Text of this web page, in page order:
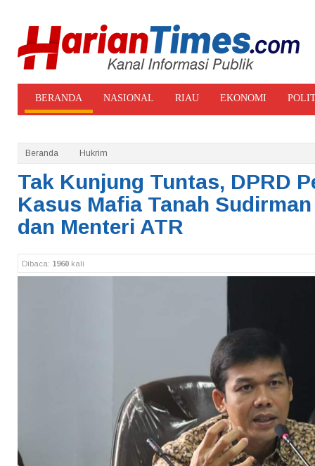
BERANDA NASIONAL RIAU EKONOMI
Beranda Hukrim
Tak Kunjung Tuntas, DPRD
Kasus Mafia Tanah
dan Menteri ATR
Dibaca: 1960 kali